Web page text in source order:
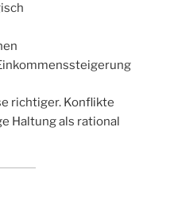
richtiger. Konflikte
Haltung als rational